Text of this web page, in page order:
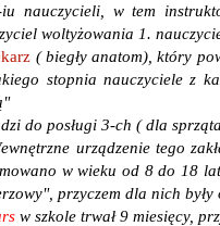
nauczycieli, w tem
woltyżowania 1.
( biegły anatom), który
stopnia nauczyciele z
do posługi 3-ch ( dla
urządzenie tego
w wieku od 8 do 18
przyczem dla nich
w szkole trwał 9 miesięcy,